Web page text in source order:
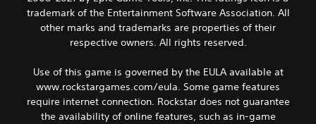
trademark of the Entertainment Software Association. All
other marks and trademarks are properties of their
respective owners. All rights reserved.
Use of this game is governed by the EULA available at
www.rockstargames.com/eula. Some game features
require internet connection. Rockstar does not guarantee
the availability of online features, such as in-game